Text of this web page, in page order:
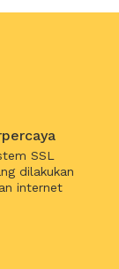
SSL
dilakukan
internet